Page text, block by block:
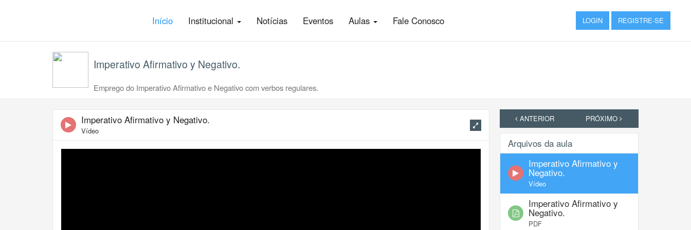
Início Institucional Notícias Eventos Aulas Fale Conosco LOGIN REGISTRE-SE
Imperativo Afirmativo y Negativo.
Emprego do Imperativo Afirmativo e Negativo com verbos regulares.
Imperativo Afirmativo y Negativo.
Vídeo
ANTERIOR PRÓXIMO
Arquivos da aula
Imperativo Afirmativo y
Negativo.
Vídeo
Imperativo Afirmativo y
Negativo.
PDF